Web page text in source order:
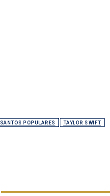
SANTOS POPULARES
TAYLOR SWIFT